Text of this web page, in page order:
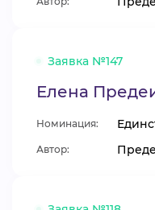
Заявка №147
Елена
Номинация:
Автор: